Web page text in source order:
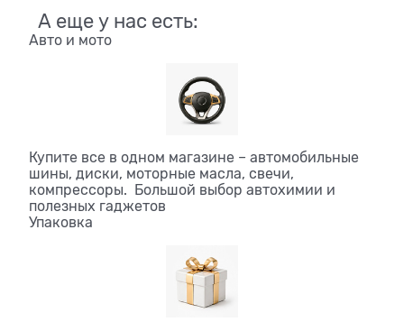
А еще у нас есть:
Авто и мото
Купите все в одном магазине – автомобильные
шины, диски, моторные масла, свечи,
компрессоры. Большой выбор автохимии и
полезных гаджетов
Упаковка